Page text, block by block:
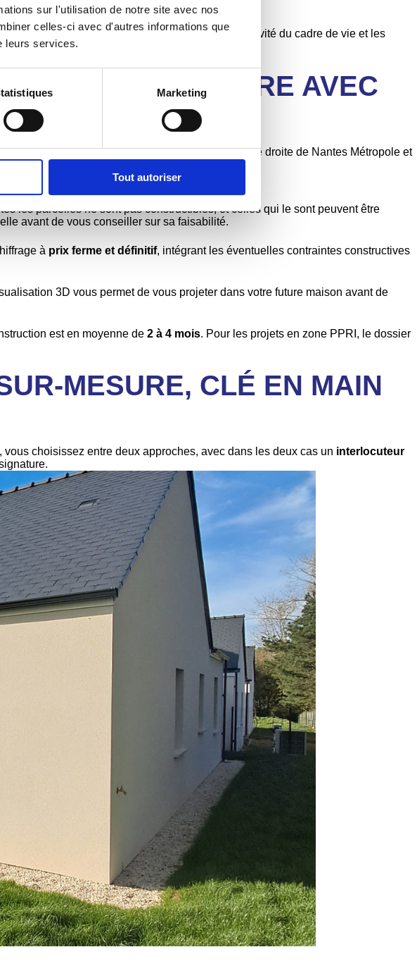
sur l'utilisation de notre site avec nos
celles-ci avec d'autres informations que
leurs services.
Marketing
Tout autoriser
500 et 800 m². Ces prix reflètent à la fois l’attractivité du cadre de vie et les
SUR-LOIRE AVEC
intervient dans les communes de rive droite de Nantes Métropole et
leurs projets de construction.
les parcelles ne sont pas constructibles, et celles qui le sont peuvent être
avant de vous conseiller sur sa faisabilité.
à prix ferme et définitif, intégrant les éventuelles contraintes constructives
3D vous permet de vous projeter dans votre future maison avant de
est en moyenne de 2 à 4 mois. Pour les projets en zone PPRI, le dossier
MESURE, CLÉ EN MAIN
choisissez entre deux approches, avec dans les deux cas un interlocuteur